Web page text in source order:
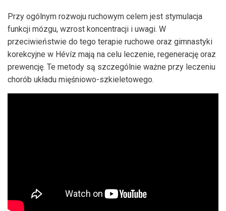
Przy ogólnym rozwoju ruchowym celem jest stymulacja
funkcji mózgu, wzrost koncentracji i uwagi. W
przeciwieństwie do tego terapie ruchowe oraz gimnastyki
korekcyjne w Hévíz mają na celu leczenie, regenerację oraz
prewencję. Te metody są szczególnie ważne przy leczeniu
chorób układu mięśniowo-szkieletowego.